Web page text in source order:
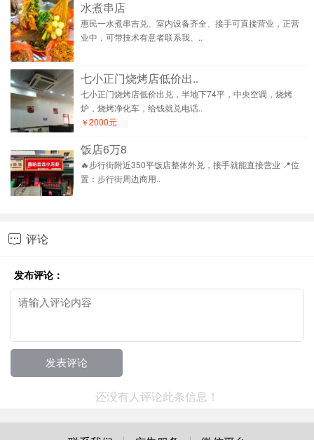
水煮串店
惠民一水煮串吉兑、室内设备齐全、接手可直接营业，正营
业中，可带技术有意者联系我、..
七小正门烧烤店低价出..
七小正门烧烤店低价出兑，半地下74平，中央空调，烧烤
炉，烧烤净化车，给钱就兑电话..
￥2000元
饭店6万8
🔥步行街附近350平饭店整体外兑，接手就能直接营业 📍位
置：步行街周边商用..
 评论
发布评论：
还没有人评论此条信息！